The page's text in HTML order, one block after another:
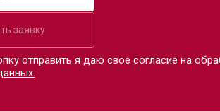
заявку
отправить я даю свое согласие на